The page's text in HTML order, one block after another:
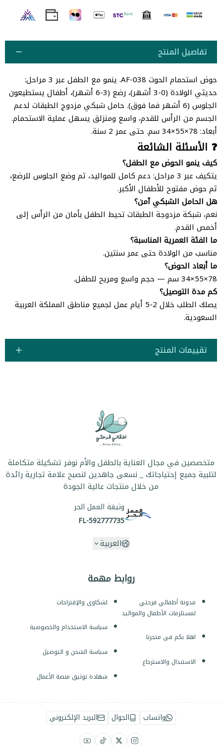
تفاصيل المنتج
حوض استحمام الحوت AF-038. ينمو مع الطفل عبر 3 مراحل:
حديثي الولادة (0-3 أشهر)، رضع (3-6 أشهر)، أطفال يستطيعون
الجلوس (6 أشهر فما فوق). حامل شبكي مزدوج الطبقات لدعم
الجسم من الرأس للقدم، واسع ومنزلق يسهل عملية الاستحمام.
أبعاد: 78×55×34 سم. حتى عمر 2 سنة.
❓ الأسئلة الشائعة
كيف ينمو الحوض مع الطفل؟
يتكيف عبر 3 مراحل: دعم كامل للمواليد، ثم وضع الجلوس للرضع،
ثم حوض مفتوح للأطفال الأكبر.
هل الحامل الشبكي آمن؟
نعم، شبكة مزدوجة الطبقات تحيط الطفل بأمان من الرأس إلى
أخمص القدم.
ما الفئة العمرية المناسبة؟
مناسب من الولادة حتى عمر سنتين.
ما أبعاد الحوض؟
78×55×34 سم — حجم واسع ومريح للطفل.
كم مدة التوصيل؟
يصلك الطلب خلال 2-5 أيام عمل لجميع مناطق المملكة العربية
السعودية.
تقييمات المنتج
روابط مهمة
مدونة أطفالي فرحتي
لمستلزمات الأطفال والمواليد
اهلا بكم فى متجرنا
الاستبدال والاسترجاع
لشكاوى والإقتراحات
سياسة الاستخدام والخصوصية
سياسة الشحن و التوصيل
شهادة توثيق منصة الأعمال
متخصصين في مجال العناية بالطفل والأم نوفر تشكيلة متكاملة
لتلبية جميع إحتياجاتك _ نسعى جاهدين لنصبح علامة تجارية رائدة
من خلال منتجات عالية الجودة
وثيقة العمل الحر
FL-592777735
العربية
واتساب الجوال البريد الإلكتروني